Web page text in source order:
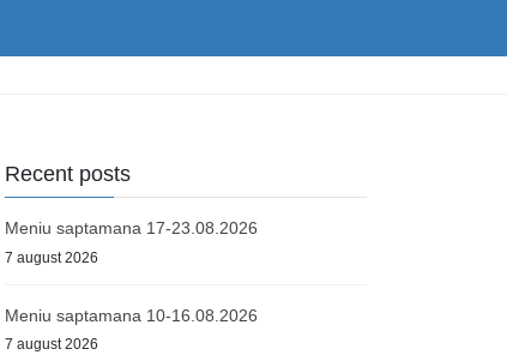
Recent posts
Meniu saptamana 17-23.08.2026
7 august 2026
Meniu saptamana 10-16.08.2026
7 august 2026